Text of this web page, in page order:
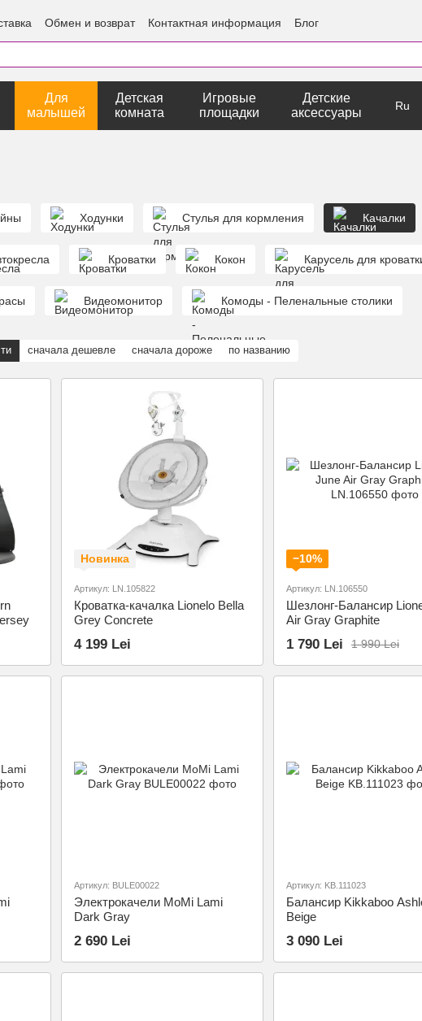
Обмен и возврат Контактная информация Блог
Для
малышей
Детская
комната
Игровые
площадки
Детские
аксессуары
Ru
Ходунки Стулья для кормления Качалки
Кроватки Кокон Карусель для
Видеомонитор Комоды - Пеленальные столики
сначала дешевле сначала дороже по названию
Новинка
Артикул: LN.105822
Кроватка-качалка Lionelo Bella
Grey Concrete
4 199 Lei
−10%
Артикул: LN.106550
Шезлонг-Балансир
Air Gray Graphite
1 990 Lei
1 790 Lei
Артикул: BULE00022
Электрокачели MoMi Lami
Dark Gray
2 690 Lei
Артикул: KB.111023
Балансир Kikkaboo
Beige
3 090 Lei